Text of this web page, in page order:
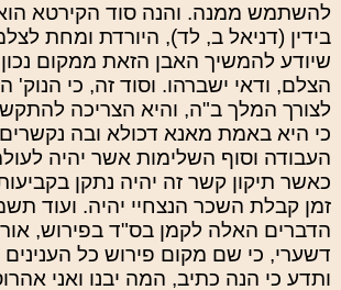
להשתמש ממנה. והנה סוד הקירטא
בידין (דניאל ב, לד), היורדת ומחת
שיודע להמשיך האבן הזאת ממקום
הצלם, ודאי ישברהו. וסוד זה, כי הנוק'
לצורך המלך ב"ה, והיא הצריכה
כי היא באמת מאנא דכולא ובה נקשרים
העבודה וסוף השלימות אשר יהיה
כאשר תיקון קשר זה יהיה נתקן
זמן קבלת השכר הנצחיי יהיה. ועוד
הדברים האלה לקמן בס"ד בפירוש,
דשערי, כי שם מקום פירוש כל
ותדע כי הנה כתיב, המה יבנו ואני